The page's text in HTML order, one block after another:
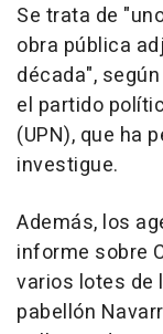
Se trata de
obra pública
década",
el partido
(UPN), que ha
investigue.
Además, los
informe sobre
varios lotes de
pabellón